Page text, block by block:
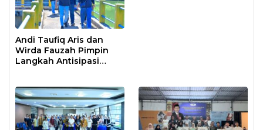
Andi Taufiq Aris dan
Wirda Fauzah Pimpin
Langkah Antisipasi